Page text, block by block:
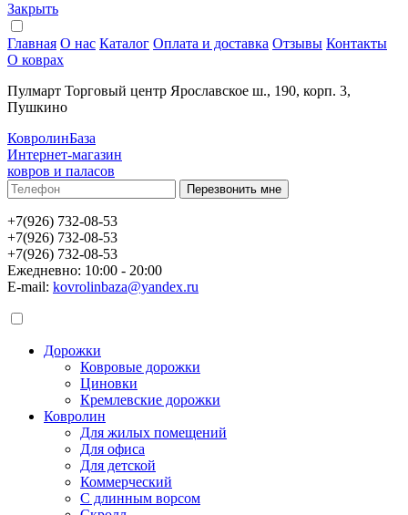
Закрыть
Главная О нас Каталог Оплата и доставка Отзывы Контакты
О коврах
Пулмарт Торговый центр Ярославское ш., 190, корп. 3,
Пушкино
КовролинБаза
Интернет-магазин
ковров и паласов
+7(926) 732-08-53
+7(926) 732-08-53
+7(926) 732-08-53
Ежедневно: 10:00 - 20:00
E-mail: kovrolinbaza@yandex.ru
Дорожки
Ковровые дорожки
Циновки
Кремлевские дорожки
Ковролин
Для жилых помещений
Для офиса
Для детской
Коммерческий
С длинным ворсом